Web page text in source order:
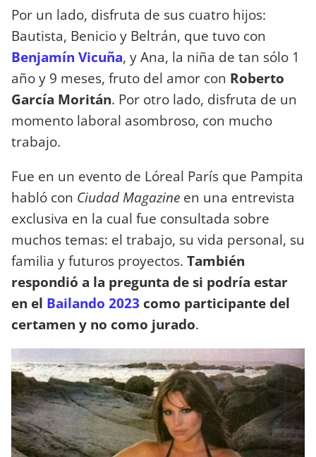
Por un lado, disfruta de sus cuatro hijos:
Bautista, Benicio y Beltrán, que tuvo con
Benjamín Vicuña, y Ana, la niña de tan sólo 1
año y 9 meses, fruto del amor con Roberto
García Moritán. Por otro lado, disfruta de un
momento laboral asombroso, con mucho
trabajo.
Fue en un evento de Lóreal París que Pampita
habló con Ciudad Magazine en una entrevista
exclusiva en la cual fue consultada sobre
muchos temas: el trabajo, su vida personal, su
familia y futuros proyectos. También
respondió a la pregunta de si podría estar
en el Bailando 2023 como participante del
certamen y no como jurado.